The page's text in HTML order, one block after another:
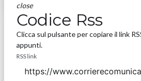
close
Codice Rss
Clicca sul pulsante per copiare il link
appunti.
RSS link